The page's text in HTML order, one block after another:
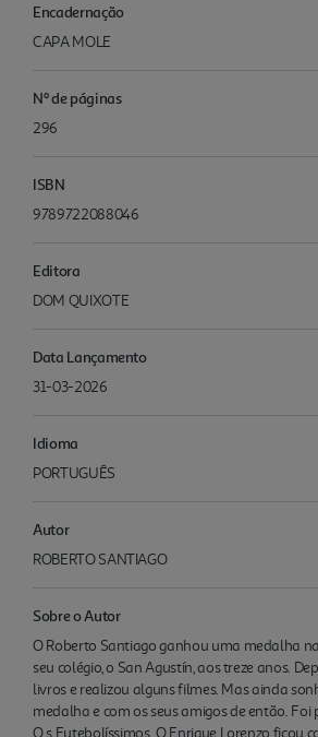
Encadernação
CAPA MOLE
Nº de páginas
296
ISBN
9789722088046
Editora
DOM QUIXOTE
Data Lançamento
31-03-2026
Idioma
PORTUGUÊS
Autor
ROBERTO SANTIAGO
Sobre o Autor
O Roberto Santiago ganhou uma medalha
seu colégio, o San Agustín, aos treze anos.
livros e realizou alguns filmes. Mas ainda
medalha e com os seus amigos de então. Foi
O s Futebolíssimos. O Enrique Lorenzo ficou